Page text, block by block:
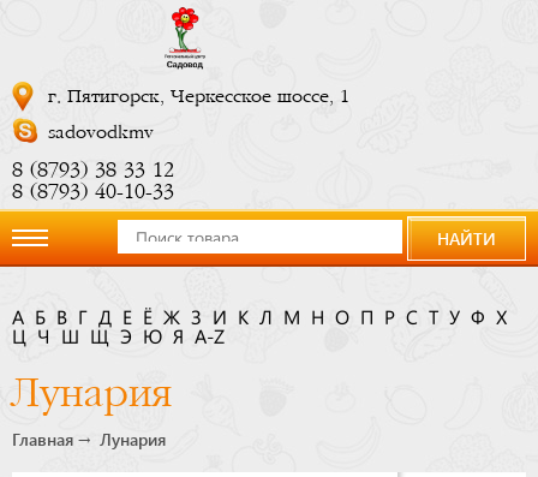
г. Пятигорск, Черкесское шоссе, 1
sadovodkmv
8 (8793) 38 33 12
8 (8793) 40-10-33
компании
Новости
НАЙТИ
А Б В Г Д Е Ё Ж З И К Л М Н О П Р С Т У Ф
Х
Ч Э Ю Я A-Z
Лунария
Главная Лунария